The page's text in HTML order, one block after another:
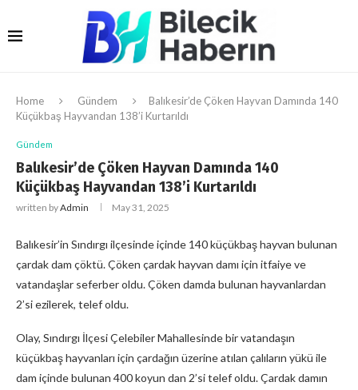
Home Gündem
Balıkesir’de Çöken Hayvan Damında 140
Küçükbaş Hayvandan 138’i Kurtarıldı
Gündem
Balıkesir’de Çöken Hayvan Damında 140
Küçükbaş Hayvandan 138’i Kurtarıldı
written byAdmin May 31, 2025
Balıkesir’in Sındırgı ilçesinde içinde 140 küçükbaş hayvan bulunan
çardak dam çöktü. Çöken çardak hayvan damı için itfaiye ve
vatandaşlar seferber oldu. Çöken damda bulunan hayvanlardan
2’si ezilerek, telef oldu.
Olay, Sındırgı İlçesi Çelebiler Mahallesinde bir vatandaşın
küçükbaş hayvanları için çardağın üzerine atılan çalıların yükü ile
dam içinde bulunan 400 koyun dan 2’si telef oldu. Çardak damın